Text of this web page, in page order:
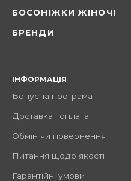
БОСОНІЖКИ ЖІНОЧІ
БРЕНДИ
ІНФОРМАЦІЯ
Бонусна програма
Доставка і оплата
Обмін чи повернення
Питання щодо якості
Гарантійні умови